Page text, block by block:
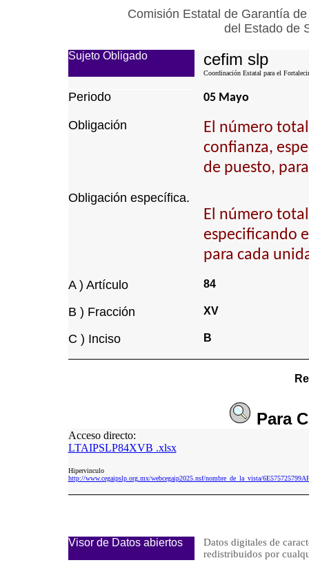
Comisión Estatal de Garantía
del Estado de
Sujeto Obligado cefim slp
Coordinación Estatal para el
Periodo 05 Mayo
Obligación
El número
confianza,
de puesto,
Obligación específica.
El número
especificando
para cada
A ) Artículo 84
B ) Fracción XV
C ) Inciso B
Para
Acceso directo:
LTAIPSLP84XVB .xlsx
Hipervinculo
http://www.cegaipslp.org.mx/webcegaip2025.nsf/nombre_de_la_vista/
Visor de Datos abiertos
Datos digitales de
redistribuidos por